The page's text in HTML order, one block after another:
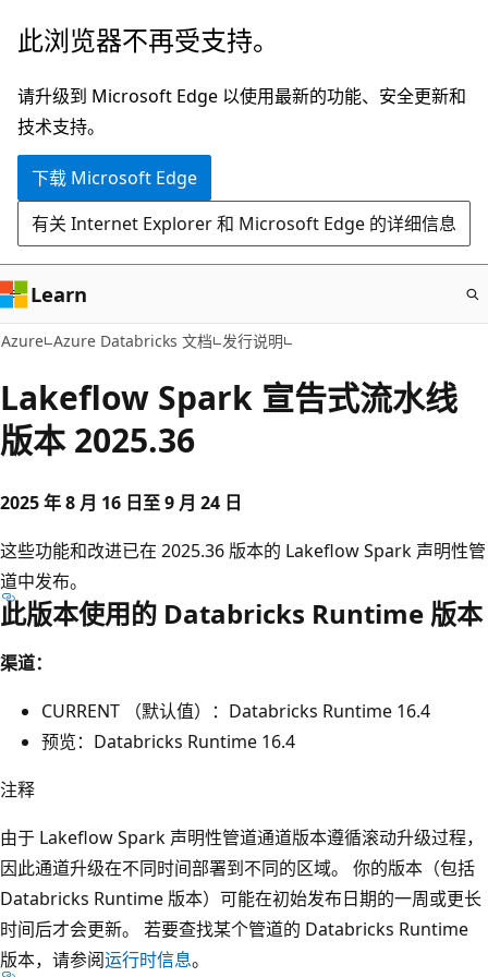
跳
主
要
内
此浏览器不再受支持。
请升级到 Microsoft Edge 以使用最新的功能、安全更新和
技术支持。
下载 Microsoft Edge
有关 Internet Explorer 和 Microsoft Edge 的详细信息
Learn
Azure Azure Databricks 文档 发行说明
Lakeflow Spark 宣告式流水线
版本 2025.36
2025 年 8 月 16 日至 9 月 24 日
这些功能和改进已在 2025.36 版本的 Lakeflow Spark 声明性管
道中发布。
此版本使用的 Databricks Runtime 版本
渠道：
CURRENT （默认值）：Databricks Runtime 16.4
预览：Databricks Runtime 16.4
注释
由于 Lakeflow Spark 声明性管道通道版本遵循滚动升级过程，
因此通道升级在不同时间部署到不同的区域。 你的版本（包括
Databricks Runtime 版本）可能在初始发布日期的一周或更长
时间后才会更新。 若要查找某个管道的 Databricks Runtime
版本，请参阅运行时信息。